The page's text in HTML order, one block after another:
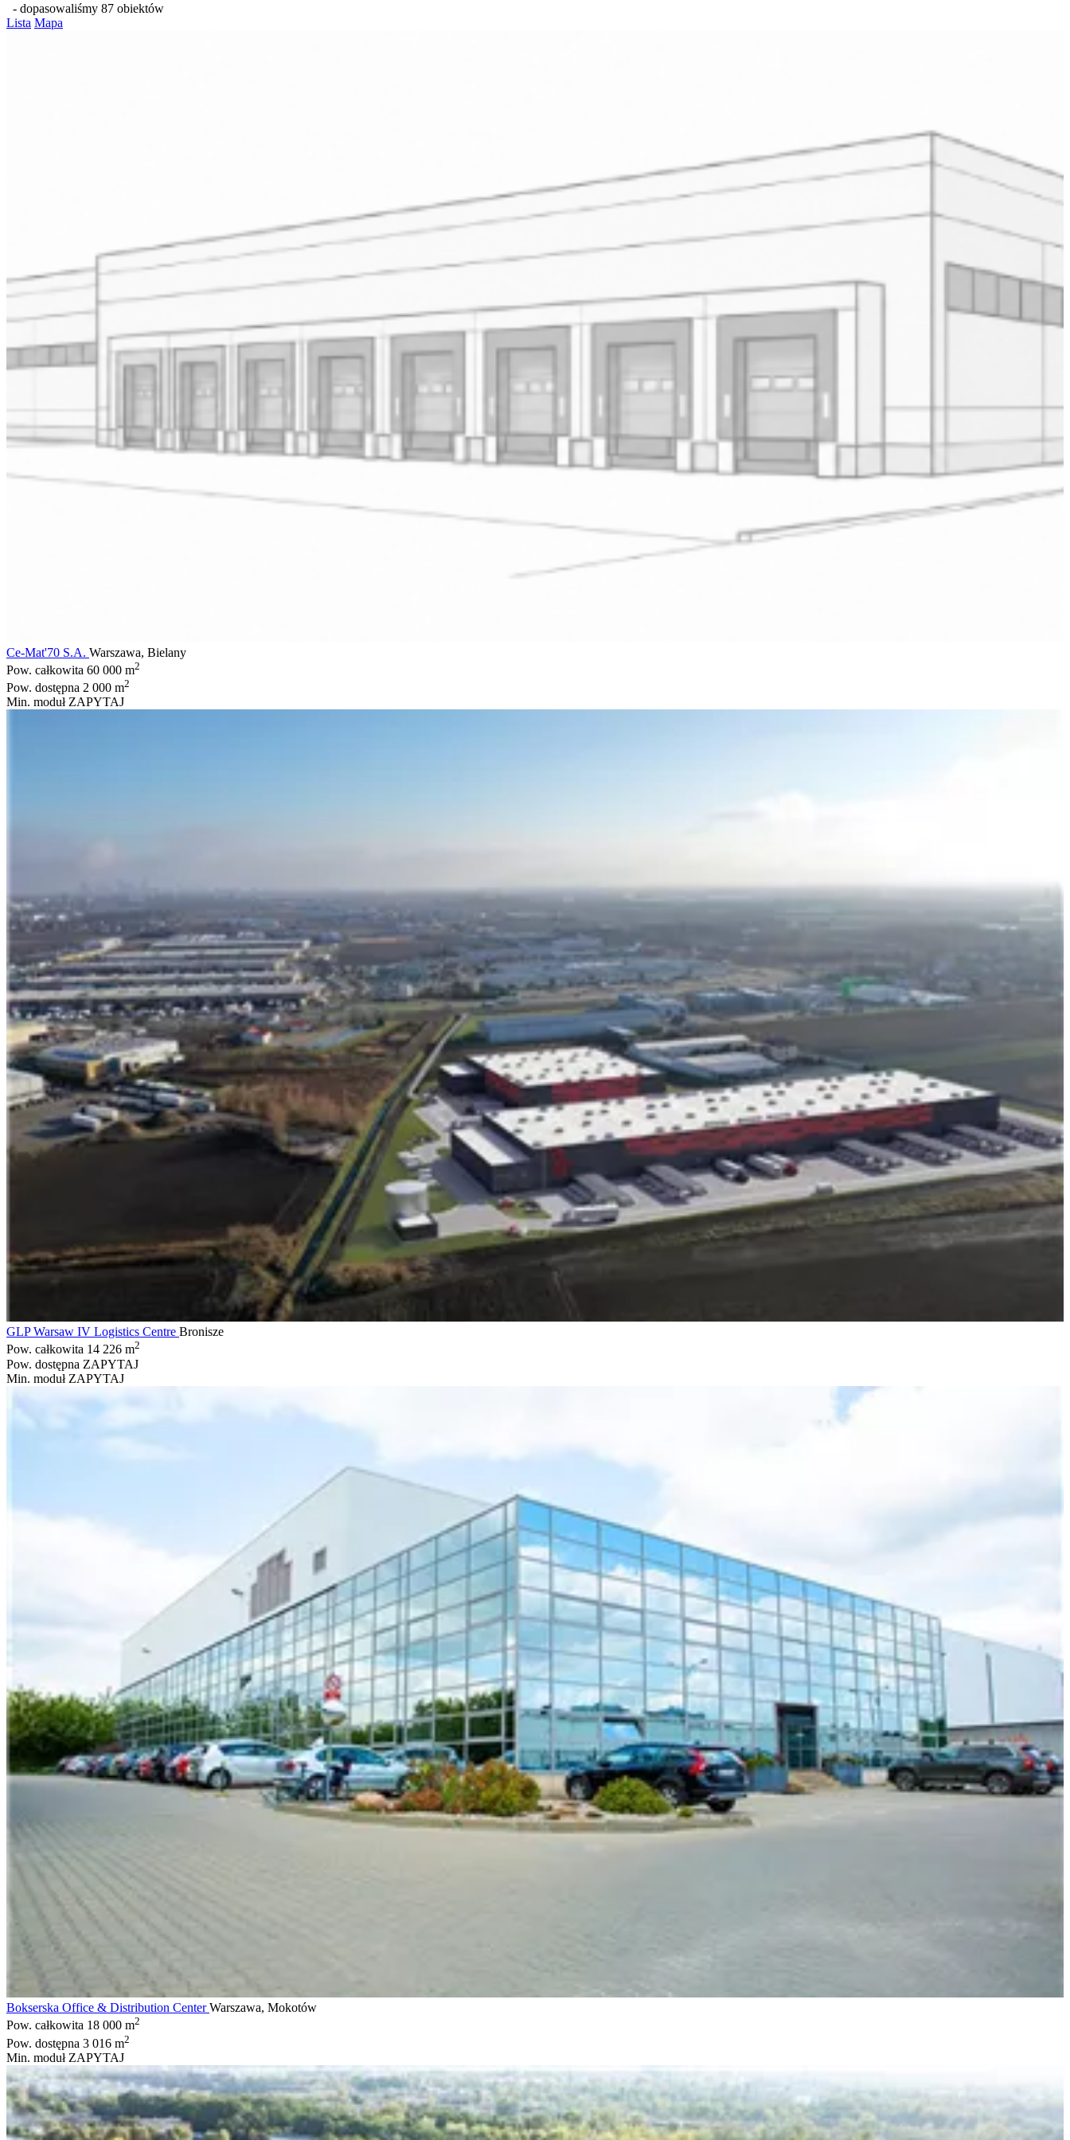
- dopasowaliśmy 87 obiektów
Lista Mapa
Ce-Mat'70 S.A. Warszawa, Bielany
Pow. całkowita 60 000 m2
Pow. dostępna 2 000 m2
Min. moduł ZAPYTAJ
GLP Warsaw IV Logistics Centre Bronisze
Pow. całkowita 14 226 m2
Pow. dostępna ZAPYTAJ
Min. moduł ZAPYTAJ
Bokserska Office & Distribution CenterWarszawa, Mokotów
Pow. całkowita 18 000 m2
Pow. dostępna 3 016 m2
Min. moduł ZAPYTAJ